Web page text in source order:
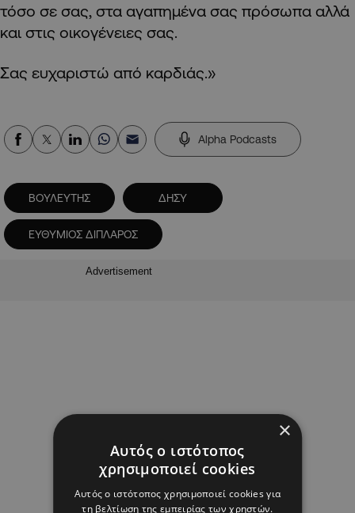
τόσο σε σας, στα αγαπημένα σας πρόσωπα αλλά
και στις οικογένειες σας.
Σας ευχαριστώ από καρδιάς.»
Alpha Podcasts
ΒΟΥΛΕΥΤΗΣ ΔΗΣΥ
ΕΥΘΥΜΙΟΣ ΔΙΠΛΑΡΟΣ
Advertisement
×
Αυτός ο ιστότοπος
χρησιμοποιεί cookies
Αυτός ο ιστότοπος χρησιμοποιεί cookies για
τη βελτίωση της εμπειρίας των χρηστών.